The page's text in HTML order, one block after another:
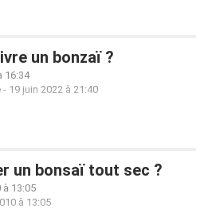
un bonzaï ?
16:34
- 19 juin 2022 à 21:40
un bonsaï tout sec ?
à 13:05
à 13:05